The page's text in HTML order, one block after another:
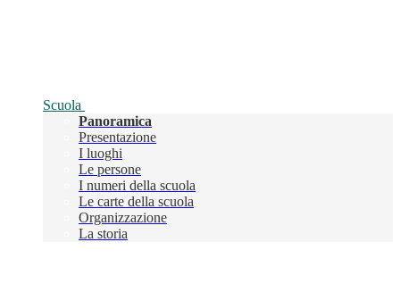
Scuola
Panoramica
Presentazione
I luoghi
Le persone
I numeri della scuola
Le carte della scuola
Organizzazione
La storia